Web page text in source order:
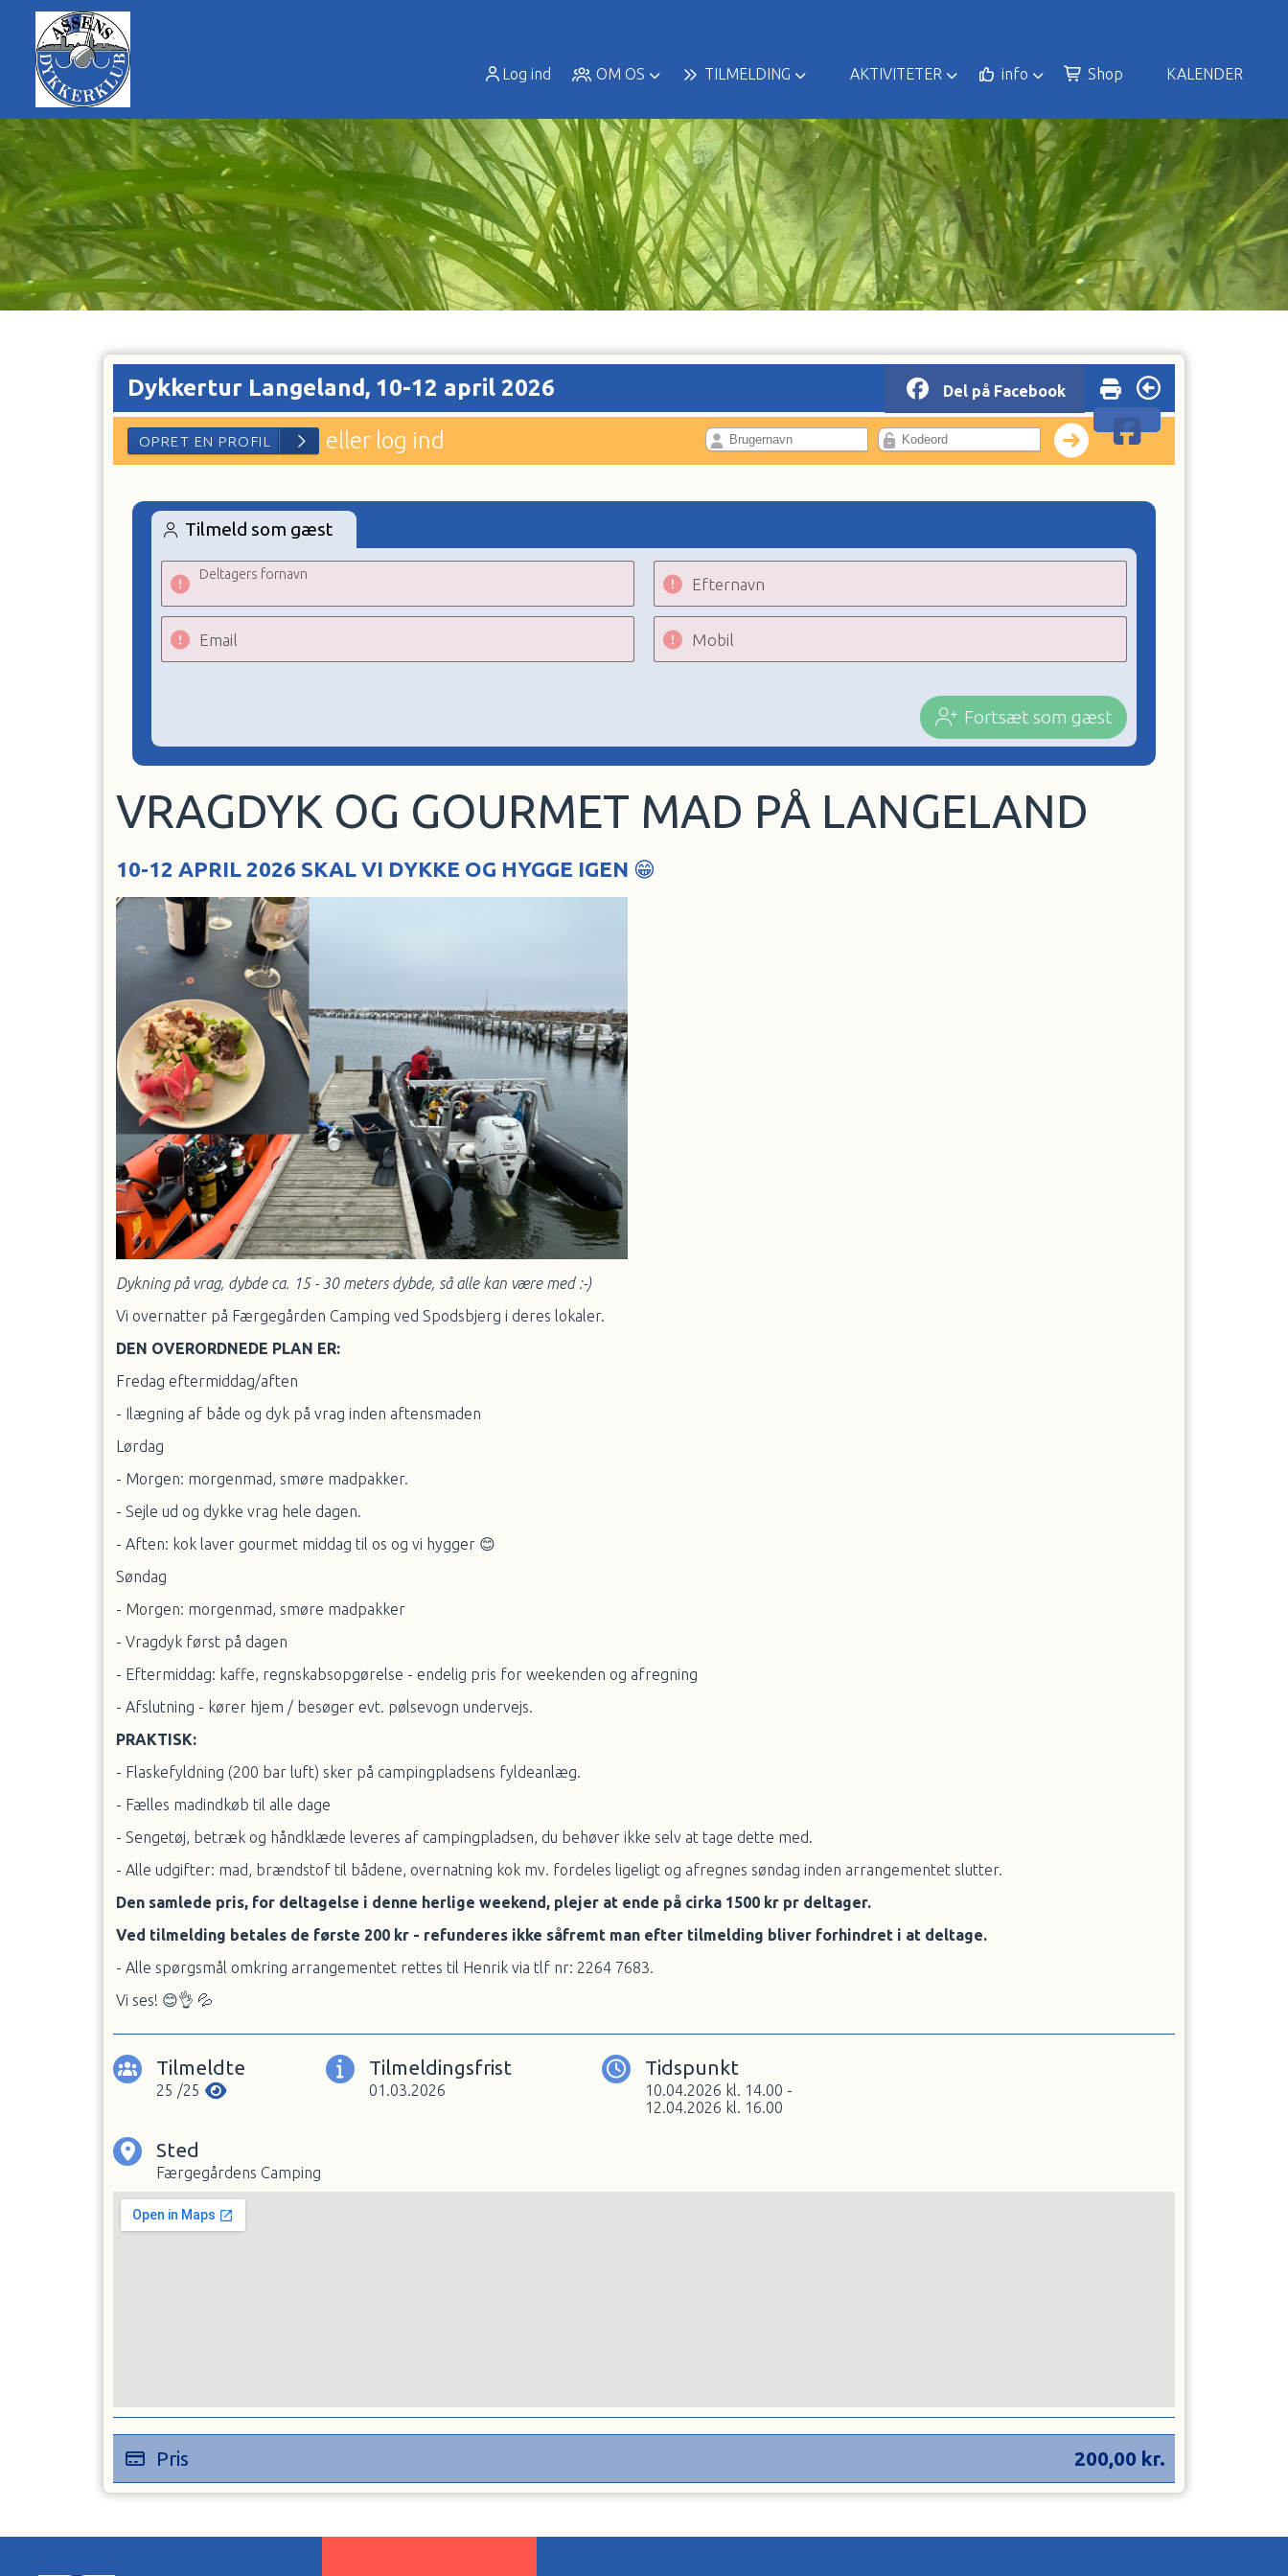
Log ind OM OS TILMELDING AKTIVITETER info Shop KALENDER
Dykkertur Langeland, 10-12 april 2026 Del på Facebook
OPRET EN PROFIL
eller log ind
Tilmeld som gæst
Deltagers fornavn
Efternavn
Email Mobil
Fortsæt som gæst
VRAGDYK OG GOURMET MAD PÅ LANGELAND
10-12 APRIL 2026 SKAL VI DYKKE OG HYGGE IGEN 😁
Dykning på vrag, dybde ca. 15 - 30 meters dybde, så alle kan være med :-)
Vi overnatter på Færgegården Camping ved Spodsbjerg i deres lokaler.
DEN OVERORDNEDE PLAN ER:
Fredag eftermiddag/aften
- Ilægning af både og dyk på vrag inden aftensmaden
Lørdag
- Morgen: morgenmad, smøre madpakker.
- Sejle ud og dykke vrag hele dagen.
- Aften: kok laver gourmet middag til os og vi hygger 😊
Søndag
- Morgen: morgenmad, smøre madpakker
- Vragdyk først på dagen
- Eftermiddag: kaffe, regnskabsopgørelse - endelig pris for weekenden og afregning
- Afslutning - kører hjem / besøger evt. pølsevogn undervejs.
PRAKTISK:
- Flaskefyldning (200 bar luft) sker på campingpladsens fyldeanlæg.
- Fælles madindkøb til alle dage
- Sengetøj, betræk og håndklæde leveres af campingpladsen, du behøver ikke selv at tage dette med.
- Alle udgifter: mad, brændstof til bådene, overnatning kok mv. fordeles ligeligt og afregnes søndag inden arrangementet slutter.
Den samlede pris, for deltagelse i denne herlige weekend, plejer at ende på cirka 1500 kr pr deltager.
Ved tilmelding betales de første 200 kr - refunderes ikke såfremt man efter tilmelding bliver forhindret i at deltage.
- Alle spørgsmål omkring arrangementet rettes til Henrik via tlf nr: 2264 7683.
Vi ses! 😊👌 💦
Tilmeldte
25 /25
Tilmeldingsfrist
01.03.2026
Tidspunkt
10.04.2026 kl. 14.00 -
12.04.2026 kl. 16.00
Sted
Færgegårdens Camping
Pris 200,00 kr.